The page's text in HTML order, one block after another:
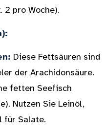
2 pro Woche).
Diese Fettsäuren sind
der Arachidonsäure.
fetten Seefisch
Nutzen Sie Leinöl,
für Salate.